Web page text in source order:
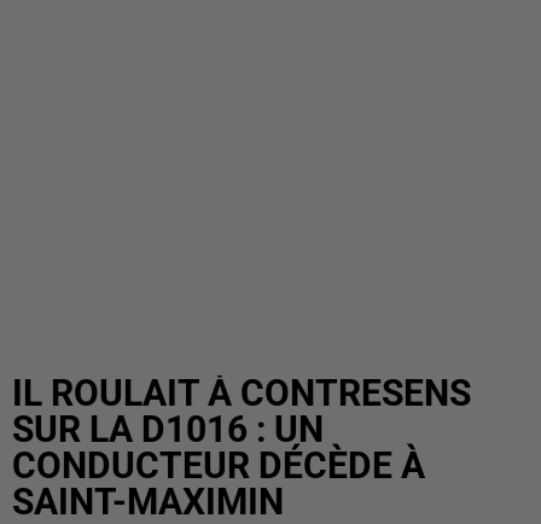
IL ROULAIT À CONTRESENS
SUR LA D1016 : UN
CONDUCTEUR DÉCÈDE À
SAINT-MAXIMIN